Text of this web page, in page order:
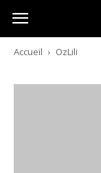
Australia-
australie.com
Accueil OzLili